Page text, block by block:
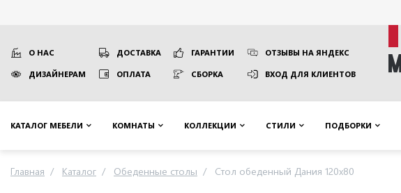
О НАС ДОСТАВКА ГАРАНТИИ ОТЗЫВЫ НА ЯНДЕКС
ДИЗАЙНЕРАМ ОПЛАТА СБОРКА ВХОД ДЛЯ КЛИЕНТОВ
КАТАЛОГ МЕБЕЛИ КОМНАТЫ КОЛЛЕКЦИИ СТИЛИ ПОДБОРКИ
Главная Каталог Обеденные столы Стол обеденный Дания 120х80